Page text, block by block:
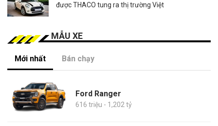
được THACO tung ra thị trường Việt
MẪU XE
Mới nhất Bán chạy
Ford Ranger
616 triệu - 1,202 tỷ